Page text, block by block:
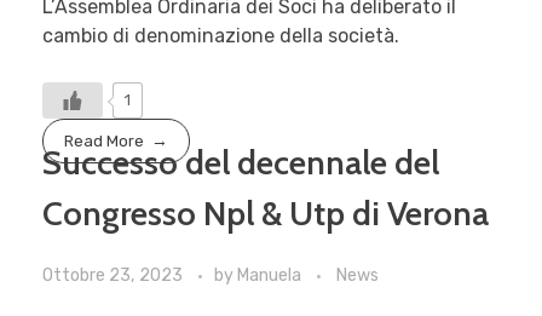
L’Assemblea Ordinaria dei Soci ha deliberato il
cambio di denominazione della società.
1
Read More
Successo del decennale del
Congresso Npl & Utp di Verona
Ottobre 23, 2023 by Manuela News